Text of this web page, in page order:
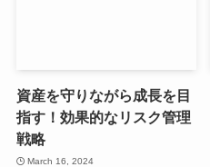
資産を守りながら成長を目
指す！効果的なリスク管理
戦略
March 16, 2024